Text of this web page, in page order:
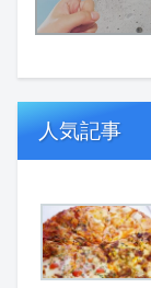
人気記事